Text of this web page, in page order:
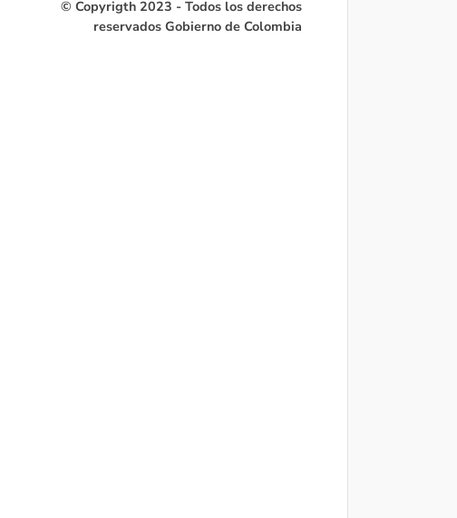
© Copyrigth 2023 - Todos los derechos
reservados Gobierno de Colombia